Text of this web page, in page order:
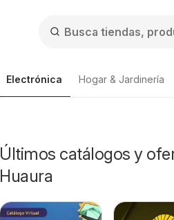
Electrónica Hogar & Jardinería
Últimos catálogos y
Huaura